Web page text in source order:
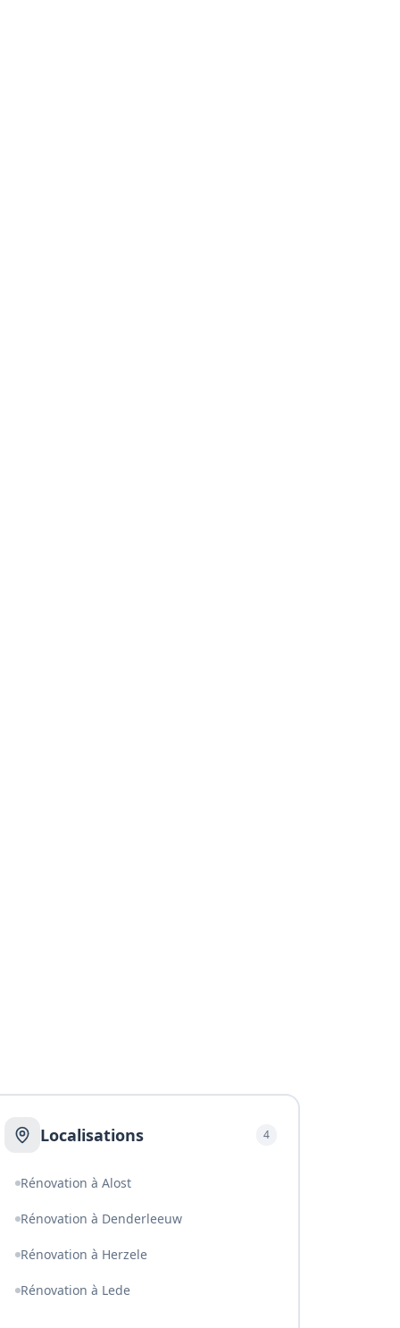
Localisations 4
Rénovation à Alost
Rénovation à Denderleeuw
Rénovation à Herzele
Rénovation à Lede